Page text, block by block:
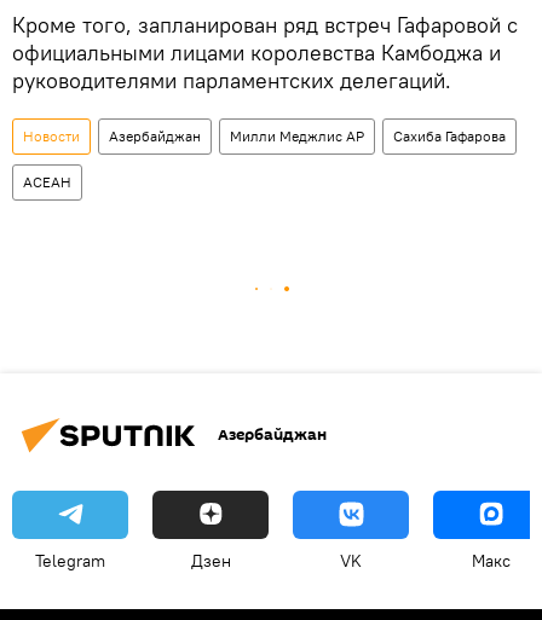
Кроме того, запланирован ряд встреч Гафаровой с
официальными лицами королевства Камбоджа и
руководителями парламентских делегаций.
Новости Азербайджан Милли Меджлис АР Сахиба Гафарова
АСЕАН
Азербайджан
Telegram Дзен VK Макс